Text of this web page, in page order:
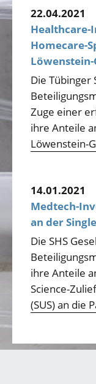
22.04.2021
Healthcare-
Homecare-
Die Tübinger
Zuge einer
ihre Anteile
Löwenstein-
14.01.2021
Medtech-
an der
Die SHS
ihre Anteile
Science-
(SUS) an die